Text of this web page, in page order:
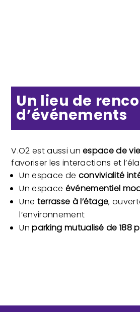
Un lieu de
d’événements
V.O2 est aussi unespace de vie
favoriser les interactions et
Un espace de convivialité
Un espace événementiel
Une terrasse à l’étage,
l’environnement
Unparking mutualisé de 188